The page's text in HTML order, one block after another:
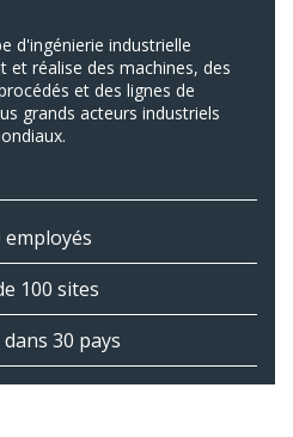
d'ingénierie industrielle
et réalise des machines, des
et des lignes de
grands acteurs industriels
employés
100 sites
30 pays